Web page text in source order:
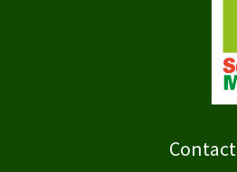
Contact